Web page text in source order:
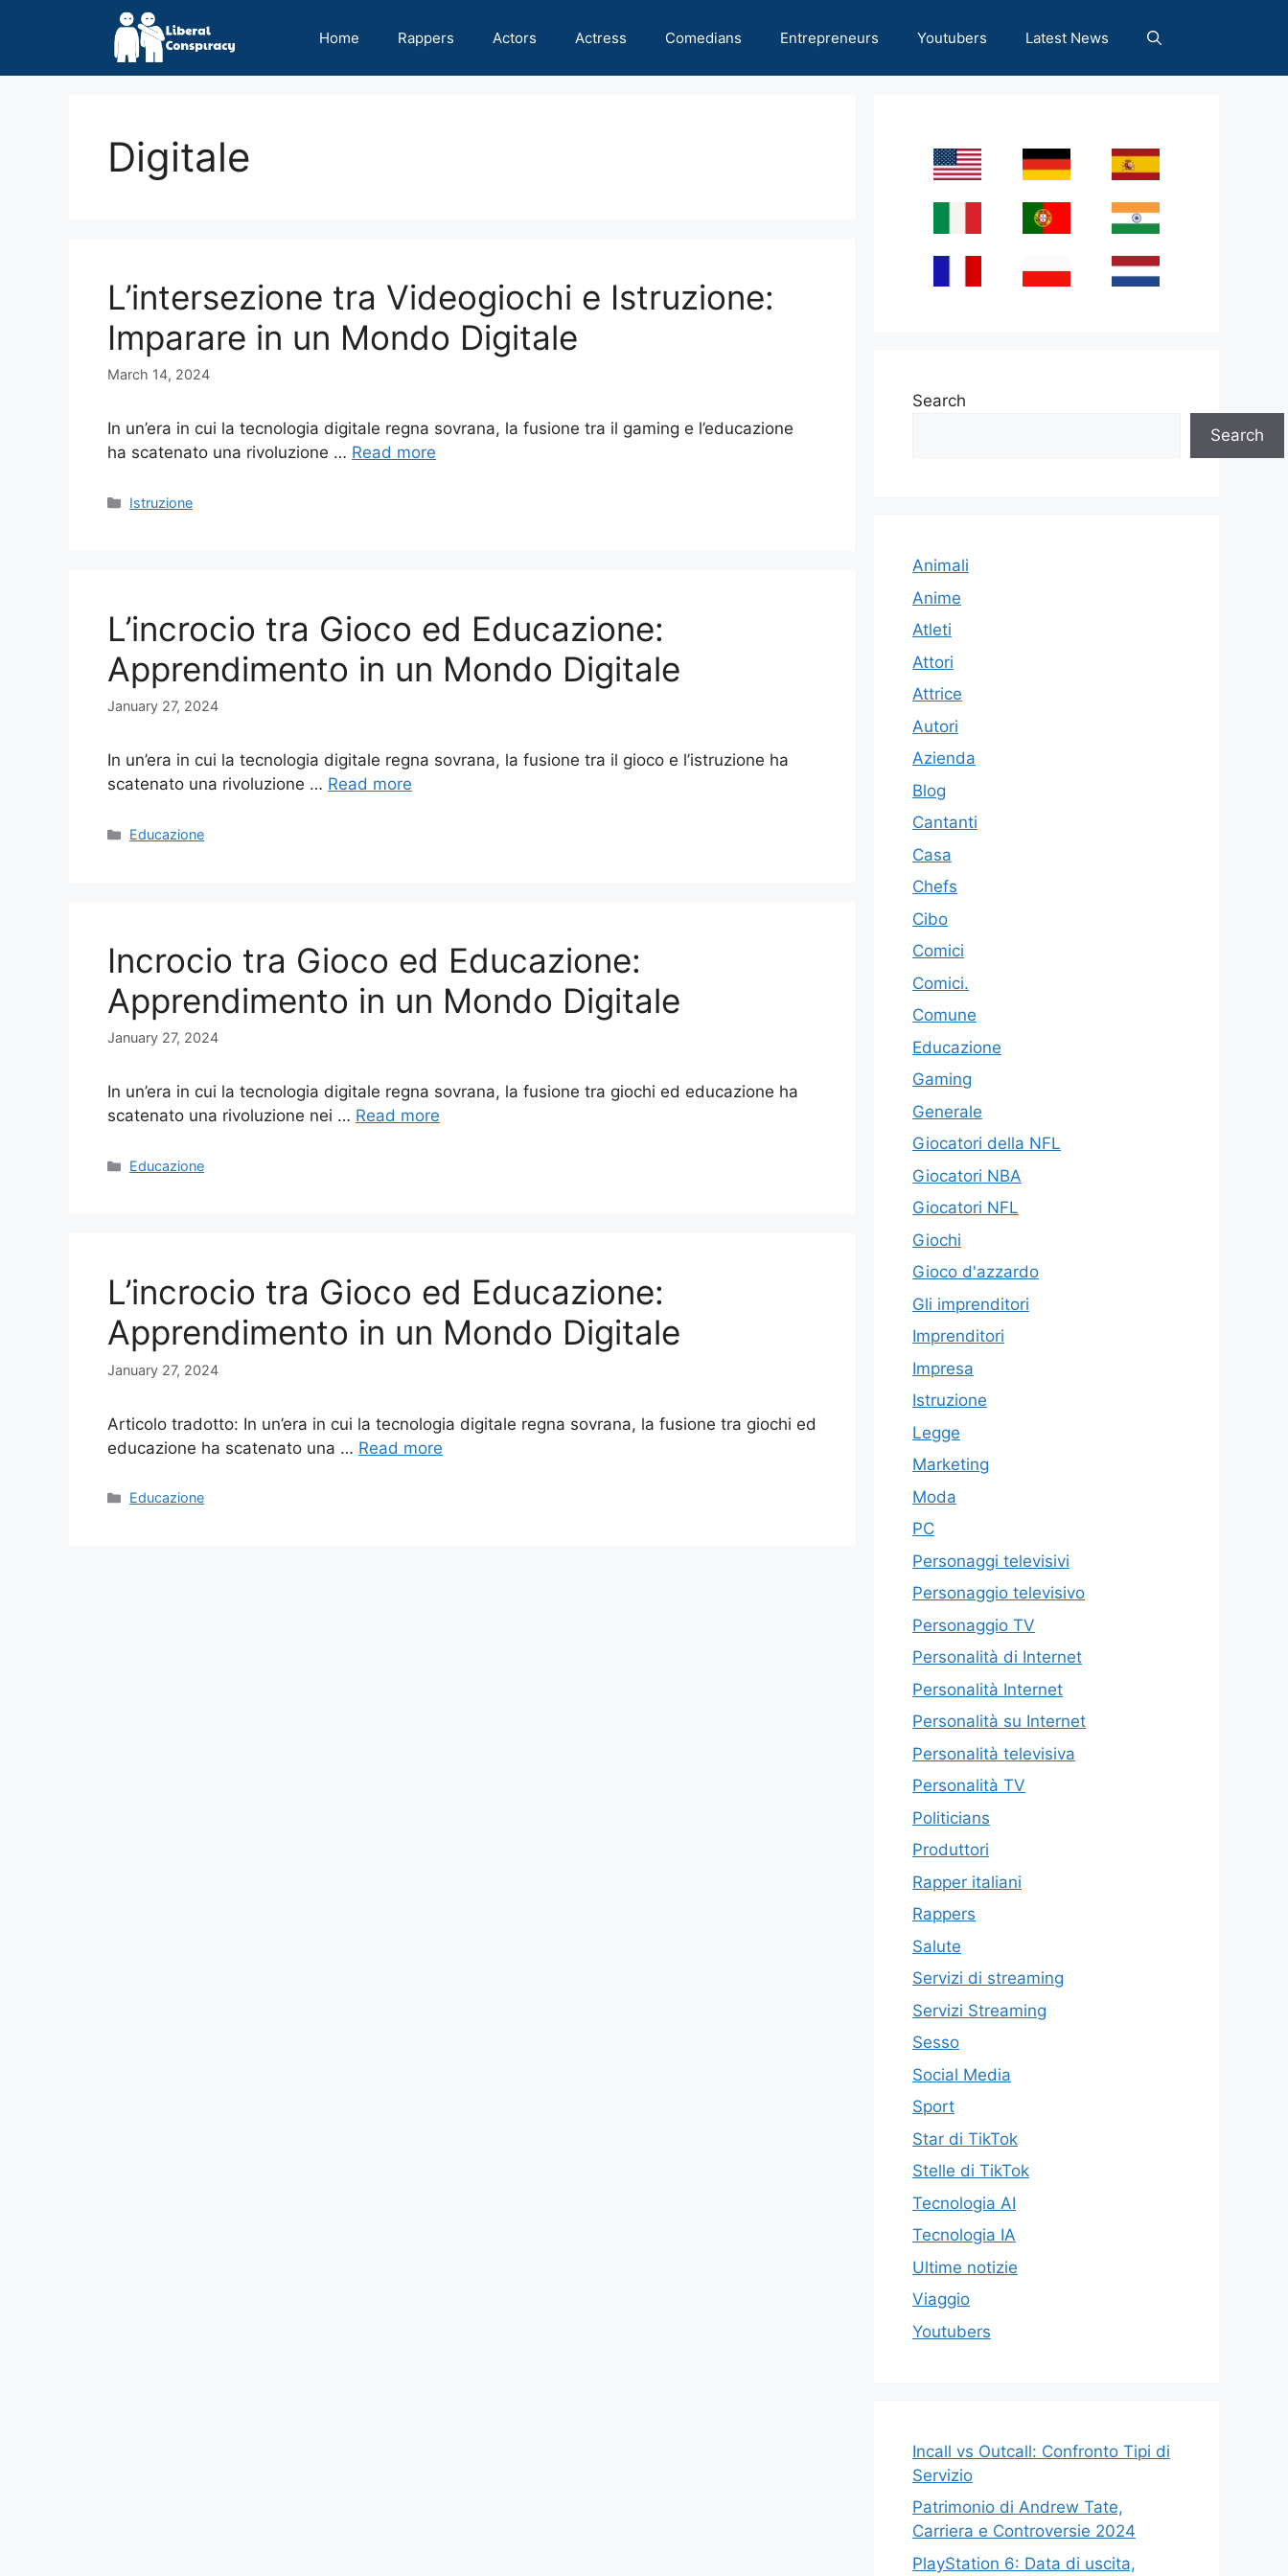
Home Rappers Actors Actress Comedians Entrepreneurs Youtubers Latest News
Digitale
L’intersezione tra Videogiochi e Istruzione:
Imparare in un Mondo Digitale
March 14, 2024
In un’era in cui la tecnologia digitale regna sovrana, la fusione tra il gaming e l’educazione
ha scatenato una rivoluzione … Read more
Categories
Istruzione
L’incrocio tra Gioco ed Educazione:
Apprendimento in un Mondo Digitale
January 27, 2024
In un’era in cui la tecnologia digitale regna sovrana, la fusione tra il gioco e l’istruzione ha
scatenato una rivoluzione … Read more
Categories
Educazione
Incrocio tra Gioco ed Educazione:
Apprendimento in un Mondo Digitale
January 27, 2024
In un’era in cui la tecnologia digitale regna sovrana, la fusione tra giochi ed educazione ha
scatenato una rivoluzione nei … Read more
Categories
Educazione
L’incrocio tra Gioco ed Educazione:
Apprendimento in un Mondo Digitale
January 27, 2024
Articolo tradotto: In un’era in cui la tecnologia digitale regna sovrana, la fusione tra giochi ed
educazione ha scatenato una … Read more
Categories
Educazione
Search
Search
Animali
Anime
Atleti
Attori
Attrice
Autori
Azienda
Blog
Cantanti
Casa
Chefs
Cibo
Comici
Comici.
Comune
Educazione
Gaming
Generale
Giocatori della NFL
Giocatori NBA
Giocatori NFL
Giochi
Gioco d'azzardo
Gli imprenditori
Imprenditori
Impresa
Istruzione
Legge
Marketing
Moda
PC
Personaggi televisivi
Personaggio televisivo
Personaggio TV
Personalità di Internet
Personalità Internet
Personalità su Internet
Personalità televisiva
Personalità TV
Politicians
Produttori
Rapper italiani
Rappers
Salute
Servizi di streaming
Servizi Streaming
Sesso
Social Media
Sport
Star di TikTok
Stelle di TikTok
Tecnologia AI
Tecnologia IA
Ultime notizie
Viaggio
Youtubers
Incall vs Outcall: Confronto Tipi di
Servizio
Patrimonio di Andrew Tate,
Carriera e Controversie 2024
PlayStation 6: Data di uscita,